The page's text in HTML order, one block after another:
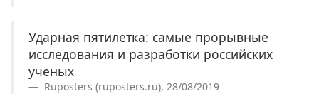
Ударная пятилетка: самые прорывные
исследования и разработки российских
ученых
Ruposters (ruposters.ru), 28/08/2019